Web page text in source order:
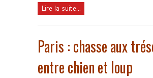
Lire la suite...
Paris : chasse aux
entre chien et loup